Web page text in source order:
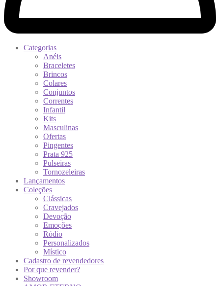
Categorias
Anéis
Braceletes
Brincos
Colares
Conjuntos
Correntes
Infantil
Kits
Masculinas
Ofertas
Pingentes
Prata 925
Pulseiras
Tornozeleiras
Lançamentos
Coleções
Clássicas
Cravejados
Devoção
Emoções
Ródio
Personalizados
Místico
Cadastro de revendedores
Por que revender?
Showroom